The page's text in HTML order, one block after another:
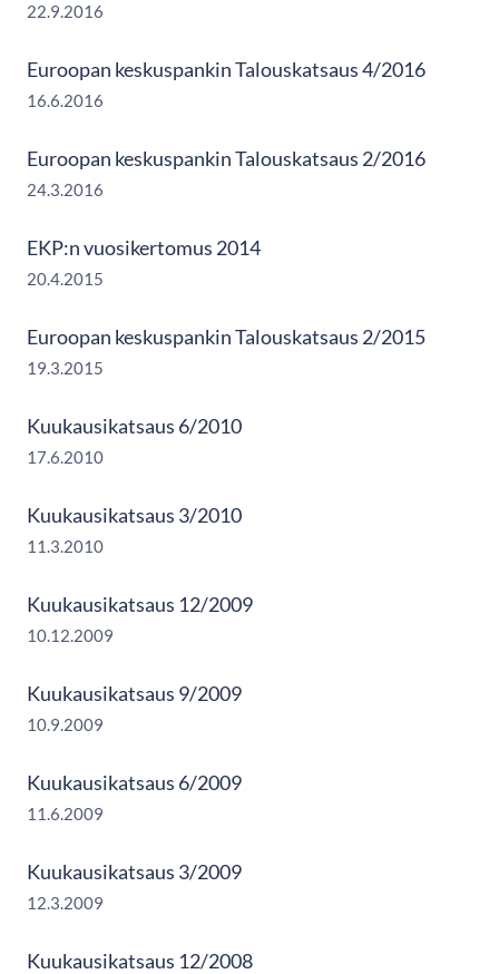
22.9.2016
Euroopan keskuspankin Talouskatsaus 4/2016
16.6.2016
Euroopan keskuspankin Talouskatsaus 2/2016
24.3.2016
EKP:n vuosikertomus 2014
20.4.2015
Euroopan keskuspankin Talouskatsaus 2/2015
19.3.2015
Kuukausikatsaus 6/2010
17.6.2010
Kuukausikatsaus 3/2010
11.3.2010
Kuukausikatsaus 12/2009
10.12.2009
Kuukausikatsaus 9/2009
10.9.2009
Kuukausikatsaus 6/2009
11.6.2009
Kuukausikatsaus 3/2009
12.3.2009
Kuukausikatsaus 12/2008